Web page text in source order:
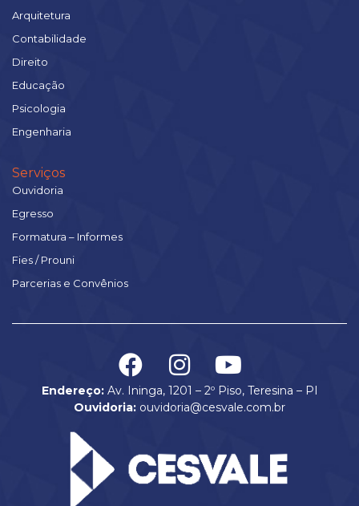
Arquitetura
Contabilidade
Direito
Educação
Psicologia
Engenharia
Serviços
Ouvidoria
Egresso
Formatura – Informes
Fies / Prouni
Parcerias e Convênios
Endereço:Av. Ininga, 1201 – 2º Piso, Teresina – PI
Ouvidoria: ouvidoria@cesvale.com.br